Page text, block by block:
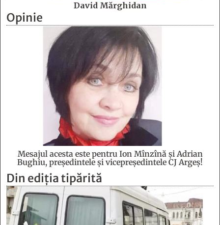
David Mărghidan
Opinie
Mesajul acesta este pentru Ion Mînzînă şi Adrian
Bughiu, preşedintele şi vicepreşedintele CJ Argeş!
Din ediția tipărită